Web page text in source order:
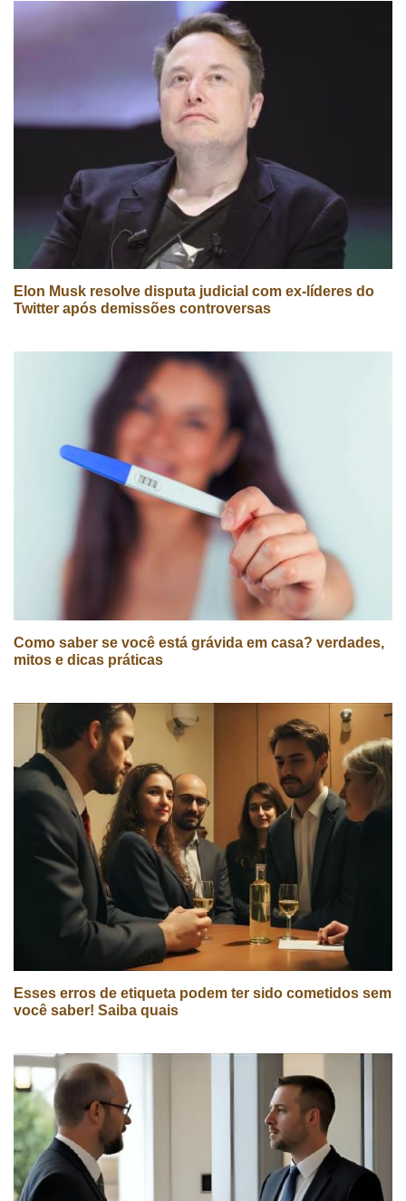
Elon Musk resolve disputa judicial com ex-líderes do
Twitter após demissões controversas
Como saber se você está grávida em casa? verdades,
mitos e dicas práticas
Esses erros de etiqueta podem ter sido cometidos sem
você saber! Saiba quais